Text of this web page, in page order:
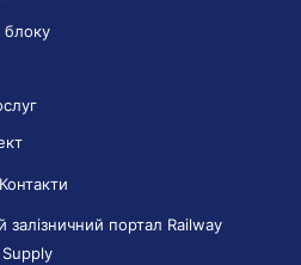
блоку
Контакти
залізничний портал Railway
Supply